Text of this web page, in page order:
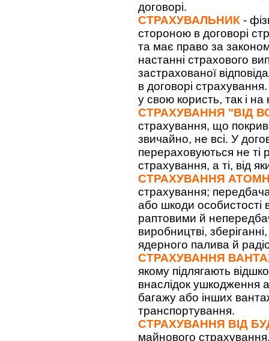
договорі.
СТРАХУВАЛЬНИК -
стороною в договорі
та має право за
настанні страхового
застрахованої
в договорі
у свою користь, так і
СТРАХУВАННЯ "ВІД
страхування, що
звичайно, не всі. У
перераховуються не ті
страхування, а ті, від
СТРАХУВАННЯ
страхування;
або шкоди особистості
раптовими й
виробництві,
ядерного палива й
СТРАХУВАННЯ
якому підлягають
внаслідок ушкодження
багажу або інших
транспортування.
СТРАХУВАННЯ ВІД
майнового